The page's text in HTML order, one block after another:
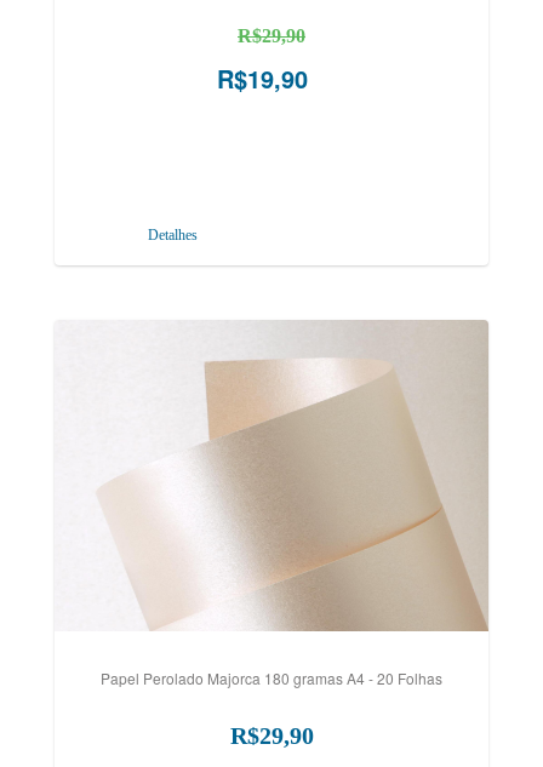
R$29,90
R$19,90
Detalhes
Papel Perolado Majorca 180 gramas A4 - 20 Folhas
R$29,90